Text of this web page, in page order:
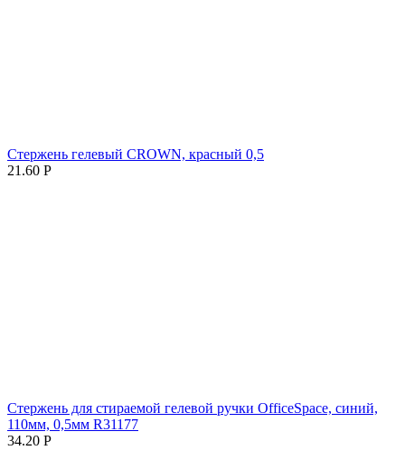
Стержень гелевый CROWN, красный 0,5
21.60 Р
Стержень для стираемой гелевой ручки OfficeSpace, синий,
110мм, 0,5мм R31177
34.20 Р